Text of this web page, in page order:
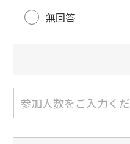
無回答